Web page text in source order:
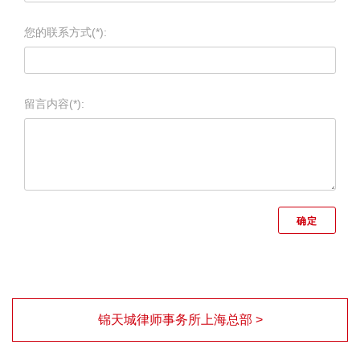
您的联系方式(*):
留言内容(*):
锦天城律师事务所上海总部 >